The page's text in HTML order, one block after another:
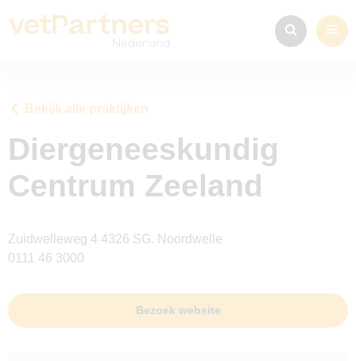
Bekijk alle praktijken
Diergeneeskundig
Centrum Zeeland
Zuidwelleweg 4 4326 SG. Noordwelle
0111 46 3000
Bezoek website